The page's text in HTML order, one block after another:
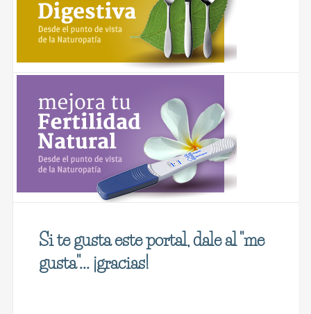
Si te gusta este portal, dale al "me
gusta"... ¡gracias!